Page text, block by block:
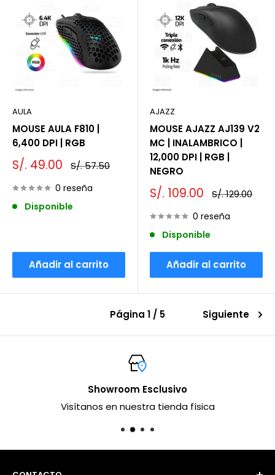
AULA
MOUSE AULA F810 |
6,400 DPI | RGB
Precio
de
venta
S/. 49.00 Precio
habitual
S/. 57.50
0 reseña
Disponible
Añadir al carrito
AJAZZ
MOUSE AJAZZ AJ139 V2
MC | INALAMBRICO |
12,000 DPI | RGB |
NEGRO
Precio
de
venta
S/. 109.00 Precio
habitual
S/. 129.00
0 reseña
Disponible
Añadir al carrito
Página 1 / 5 Siguiente
Showroom Esclusivo
Visítanos en nuestra tienda física